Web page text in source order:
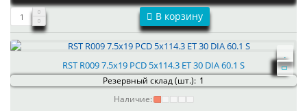
В корзину
RST R009 7.5x19 PCD 5x114.3 ET 30 DIA 60.1 S
Резервный склад (шт.): 1
Наличие: